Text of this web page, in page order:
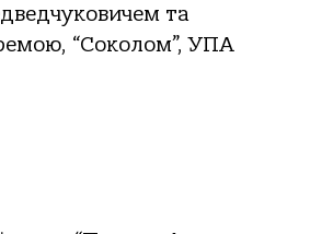
та
“Соколом”, УПА